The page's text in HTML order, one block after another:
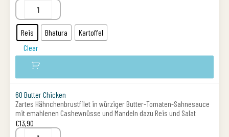
Reis Bhatura
Kartoffel
Clear
60 Butter Chicken
Zartes Hähnchenbrustfilet in würziger Butter-Tomaten-Sahnesauce
mit emahlenen Cashewnüsse und Mandeln dazu Reis und Salat
€13,90